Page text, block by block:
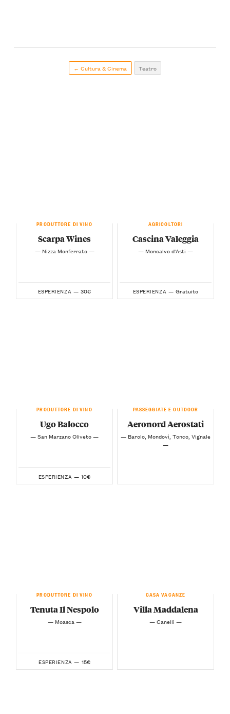
← Cultura & Cinema Teatro
PRODUTTORE DI VINO
Scarpa Wines
— Nizza Monferrato —
ESPERIENZA — 30€
AGRICOLTORI
Cascina Valeggia
— Moncalvo d'Asti —
ESPERIENZA — Gratuito
PRODUTTORE DI VINO
Ugo Balocco
— San Marzano Oliveto —
ESPERIENZA — 10€
PASSEGGIATE E OUTDOOR
Aeronord Aerostati
— Barolo, Mondovì, Tonco, Vignale
—
PRODUTTORE DI VINO
Tenuta Il Nespolo
— Moasca —
ESPERIENZA — 15€
CASA VACANZE
Villa Maddalena
— Canelli —